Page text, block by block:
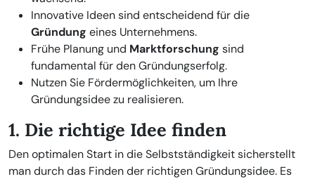
Innovative Ideen sind entscheidend für die
Gründung eines Unternehmens.
Frühe Planung und Marktforschung sind
fundamental für den Gründungserfolg.
Nutzen Sie Fördermöglichkeiten, um Ihre
Gründungsidee zu realisieren.
1. Die richtige Idee finden
Den optimalen Start in die Selbstständigkeit sicherstellt
man durch das Finden der richtigen Gründungsidee. Es